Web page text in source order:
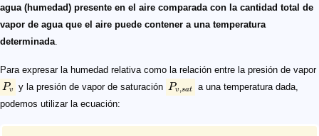
agua (humedad) presente en el aire comparada con la cantidad total de
vapor de agua que el aire puede contener a una temperatura
determinada.
Para expresar la humedad relativa como la relación entre la presión de vapor
Pv y la presión de vapor de saturación Pv ,sat
a una temperatura dada,
podemos utilizar la ecuación: